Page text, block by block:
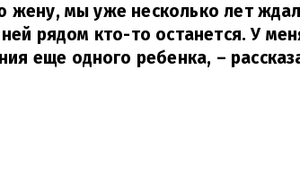
жену, мы уже несколько лет
рядом кто-то останется. У
еще одного ребенка, –